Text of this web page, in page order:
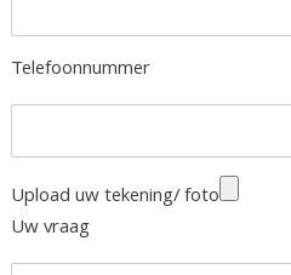
Telefoonnummer
Upload uw tekening/ foto
Uw vraag